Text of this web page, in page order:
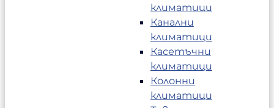
климатици
Канални
климатици
Касетъчни
климатици
Колонни
климатици